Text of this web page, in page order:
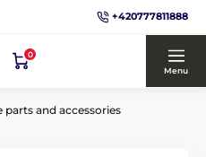
+420777811888
0
Menu
parts and accessories